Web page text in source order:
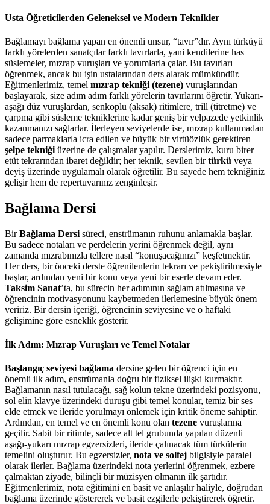
Usta Öğreticilerden Geleneksel ve Modern Teknikler
Bağlamayı bağlama yapan en önemli unsur, “tavır”dır. Aynı türküyü
farklı yörelerden sanatçılar farklı tavırlarla, yani kendilerine has
süslemeler, mızrap vuruşları ve yorumlarla çalar. Bu tavırları
öğrenmek, ancak bu işin ustalarından ders alarak mümkündür.
Eğitmenlerimiz, temel mızrap tekniği (tezene) vuruşlarından
başlayarak, size adım adım farklı yörelerin tavırlarını öğretir. Yukarı-
aşağı düz vuruşlardan, senkoplu (aksak) ritimlere, trill (titretme) ve
çarpma gibi süsleme tekniklerine kadar geniş bir yelpazede yetkinlik
kazanmanızı sağlarlar. İlerleyen seviyelerde ise, mızrap kullanmadan
sadece parmaklarla icra edilen ve büyük bir virtüözlük gerektiren
şelpe tekniğiüzerine de çalışmalar yapılır. Derslerimiz, kuru birer
etüt tekrarından ibaret değildir; her teknik, sevilen birtürkü veya
deyiş üzerinde uygulamalı olarak öğretilir. Bu sayede hem tekniğiniz
gelişir hem de repertuvarınız zenginleşir.
Bağlama Dersi
BirBağlama Dersi süreci, enstrümanın ruhunu anlamakla başlar.
Bu sadece notaları ve perdelerin yerini öğrenmek değil, aynı
zamanda mızrabınızla tellere nasıl “konuşacağınızı” keşfetmektir.
Her ders, bir önceki derste öğrenilenlerin tekrarı ve pekiştirilmesiyle
başlar, ardından yeni bir konu veya yeni bir eserle devam eder.
Taksim Sanat’ta, bu sürecin her adımının sağlam atılmasına ve
öğrencinin motivasyonunu kaybetmeden ilerlemesine büyük önem
veririz. Bir dersin içeriği, öğrencinin seviyesine ve o haftaki
gelişimine göre esneklik gösterir.
İlk Adım: Mızrap Vuruşları ve Temel Notalar
Başlangıç seviyesi bağlama dersine gelen bir öğrenci için en
önemli ilk adım, enstrümanla doğru bir fiziksel ilişki kurmaktır.
Bağlamanın nasıl tutulacağı, sağ kolun tekne üzerindeki pozisyonu,
sol elin klavye üzerindeki duruşu gibi temel konular, temiz bir ses
elde etmek ve ileride yorulmayı önlemek için kritik öneme sahiptir.
Ardından, en temel ve en önemli konu olan tezene vuruşlarına
geçilir. Sabit bir ritimle, sadece alt tel grubunda yapılan düzenli
aşağı-yukarı mızrap egzersizleri, ileride çalınacak tüm türkülerin
temelini oluşturur. Bu egzersizler, nota ve solfej bilgisiyle paralel
olarak ilerler. Bağlama üzerindeki nota yerlerini öğrenmek, ezbere
çalmaktan ziyade, bilinçli bir müzisyen olmanın ilk şartıdır.
Eğitmenlerimiz, nota eğitimini en basit ve anlaşılır haliyle, doğrudan
bağlama üzerinde göstererek ve basit ezgilerle pekiştirerek öğretir.